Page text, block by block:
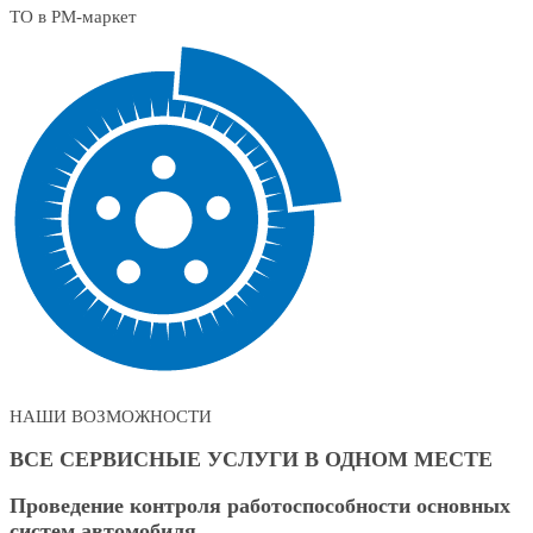
ТО в РМ-маркет
НАШИ ВОЗМОЖНОСТИ
ВСЕ СЕРВИСНЫЕ УСЛУГИ В ОДНОМ МЕСТЕ
Проведение контроля работоспособности основных